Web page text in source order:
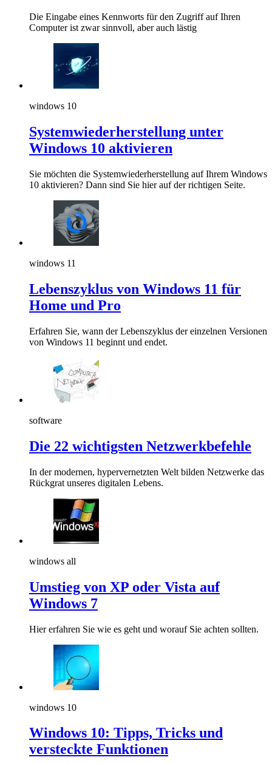
Die Eingabe eines Kennworts für den Zugriff auf Ihren
Computer ist zwar sinnvoll, aber auch lästig
windows 10
Systemwiederherstellung unter
Windows 10 aktivieren
Sie möchten die Systemwiederherstellung auf Ihrem Windows
10 aktivieren? Dann sind Sie hier auf der richtigen Seite.
windows 11
Lebenszyklus von Windows 11 für
Home und Pro
Erfahren Sie, wann der Lebenszyklus der einzelnen Versionen
von Windows 11 beginnt und endet.
software
Die 22 wichtigsten Netzwerkbefehle
In der modernen, hypervernetzten Welt bilden Netzwerke das
Rückgrat unseres digitalen Lebens.
windows all
Umstieg von XP oder Vista auf
Windows 7
Hier erfahren Sie wie es geht und worauf Sie achten sollten.
windows 10
Windows 10: Tipps, Tricks und
versteckte Funktionen